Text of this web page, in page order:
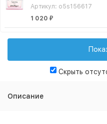
Артикул: o5s156617
1 020 ₽
Артикул: o10s156617
1 530
пробник 15мл (отл)
Скрыть
Описание